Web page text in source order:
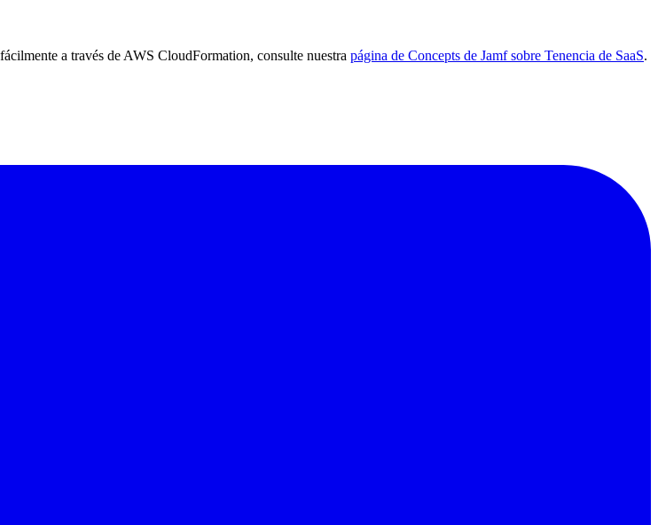
a través de AWS CloudFormation, consulte nuestra página de Concepts de Jamf sobre Tenencia de SaaS.